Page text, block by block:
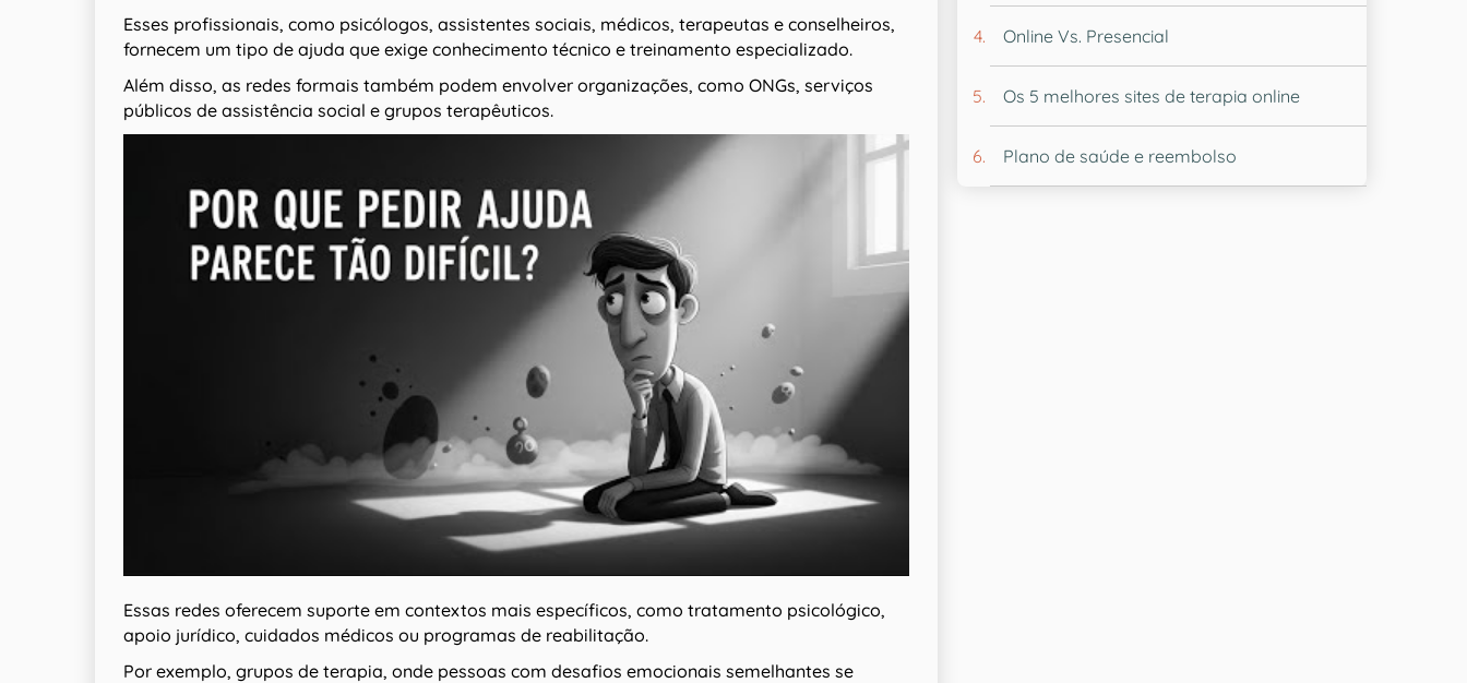
Esses profissionais, como psicólogos, assistentes sociais, médicos, terapeutas e conselheiros,
fornecem um tipo de ajuda que exige conhecimento técnico e treinamento especializado.
Além disso, as redes formais também podem envolver organizações, como ONGs, serviços
públicos de assistência social e grupos terapêuticos.
Essas redes oferecem suporte em contextos mais específicos, como tratamento psicológico,
apoio jurídico, cuidados médicos ou programas de reabilitação.
Por exemplo, grupos de terapia, onde pessoas com desafios emocionais semelhantes se
Online Vs. Presencial
Os 5 melhores sites de terapia online
Plano de saúde e reembolso